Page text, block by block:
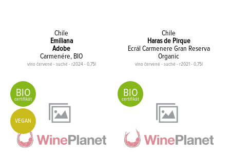
Chile
Emiliana
Adobe
Carmenére, BIO
víno červené - suché - r2024 - 0,75l
BIO
certifikát
VEGAN
Chile
Haras de Pirque
Ecrál Carmenere Gran Reserva
Organic
víno červené - suché - r2021 - 0,75l
BIO
certifikát